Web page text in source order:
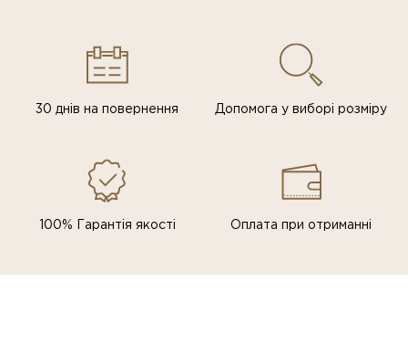
30 днів на повернення Допомога у виборі розміру
100% Гарантія якості Оплата при отриманні